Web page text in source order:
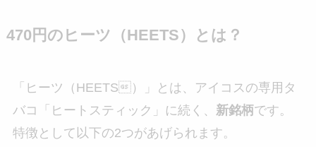
470円のヒーツ（HEETS）とは？
「ヒーツ（HEETS）」とは、アイコスの専用タ
バコ「ヒートスティック」に続く、 新銘柄です。
特徴として以下の2つがあげられます。